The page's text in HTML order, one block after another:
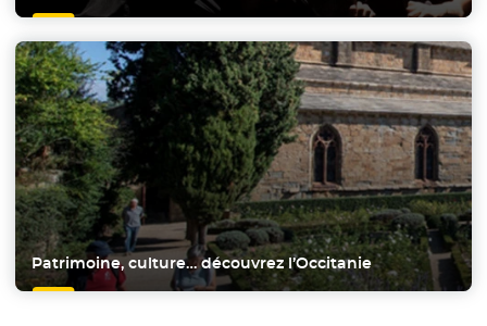
Patrimoine, culture… découvrez l’Occitanie